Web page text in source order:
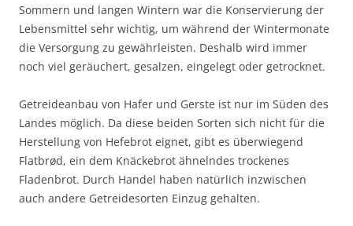
Sommern und langen Wintern war die Konservierung der
Lebensmittel sehr wichtig, um während der Wintermonate
die Versorgung zu gewährleisten. Deshalb wird immer
noch viel geräuchert, gesalzen, eingelegt oder getrocknet.
Getreideanbau von Hafer und Gerste ist nur im Süden des
Landes möglich. Da diese beiden Sorten sich nicht für die
Herstellung von Hefebrot eignet, gibt es überwiegend
Flatbrød, ein dem Knäckebrot ähnelndes trockenes
Fladenbrot. Durch Handel haben natürlich inzwischen
auch andere Getreidesorten Einzug gehalten.